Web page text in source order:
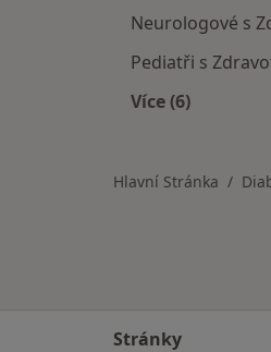
Neurologové s
Pediatři s
Více (6)
Hlavní Stránka
Stránky